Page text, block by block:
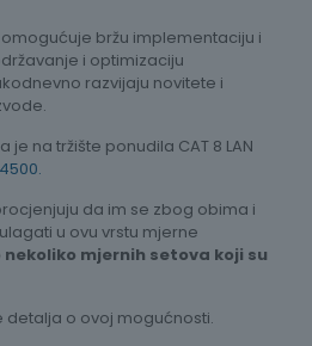
omogućuje bržu implementaciju i
i optimizaciju
razvijaju novitete i
je na tržište ponudila CAT 8 LAN
da im se zbog obima i
u ovu vrstu mjerne
mjernih setova koji su
detalja o ovoj mogućnosti.